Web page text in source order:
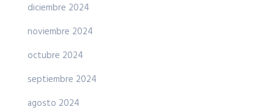
diciembre 2024
noviembre 2024
octubre 2024
septiembre 2024
agosto 2024